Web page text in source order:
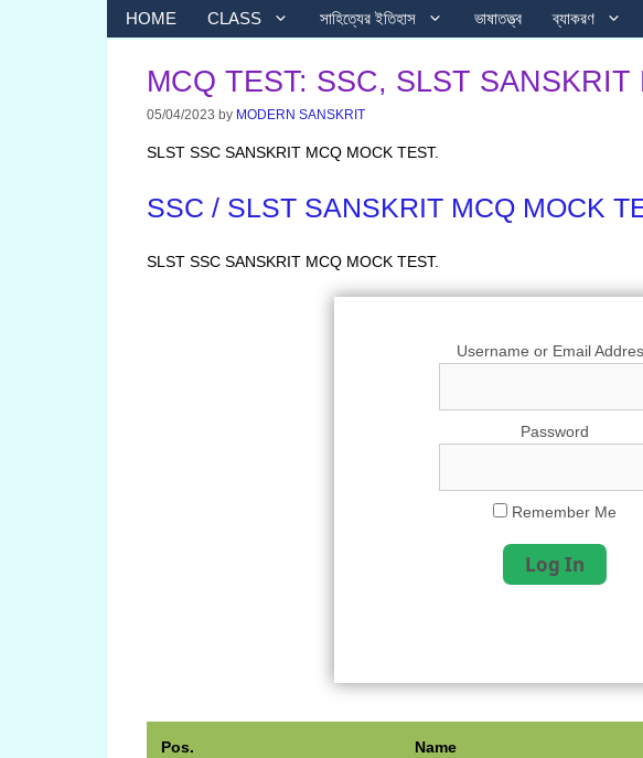
HOME CLASS সাহিত্যের ইতিহাস ভাষাতত্ত্ব ব্যাকরণ
MCQ TEST: SSC, SLST SANSKRIT
05/04/2023 by MODERN SANSKRIT
SLST SSC SANSKRIT MCQ MOCK TEST.
SSC / SLST SANSKRIT MCQ MOCK
SLST SSC SANSKRIT MCQ MOCK TEST.
Username or Email
Password
Remember Me
Pos. Name